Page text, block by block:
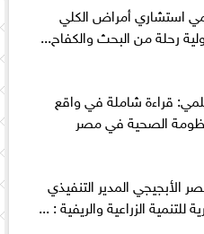
استشاري أمراض الكلي
رحلة من البحث والكفاح...
قراءة شاملة في واقع
الصحية في مصر
الأبجيجي المدير التنفيذي
للتنمية الزراعية والريفية : ...